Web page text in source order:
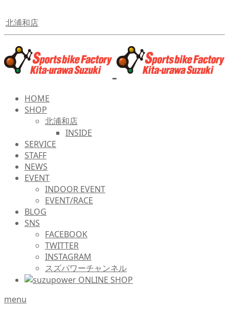
北浦和店
HOME
SHOP
北浦和店
INSIDE
SERVICE
STAFF
NEWS
EVENT
INDOOR EVENT
EVENT/RACE
BLOG
SNS
FACEBOOK
TWITTER
INSTAGRAM
スズパワーチャンネル
menu